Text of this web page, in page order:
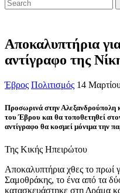
Αποκαλυπτήρια
αντίγραφο της
Έβρος Πολιτισμός 14
Προσωρινά στην Αλεξανδρούπολη
του Έβρου και θα τοποθετηθεί
αντίγραφο θα κοσμεί μόνιμα την
Της Κικής Ηπειρώτου
Αποκαλυπτήρια χθες το πρωί
Σαμοθράκης, το ένα από τα
κατασκευάστηκε στη Δράμα